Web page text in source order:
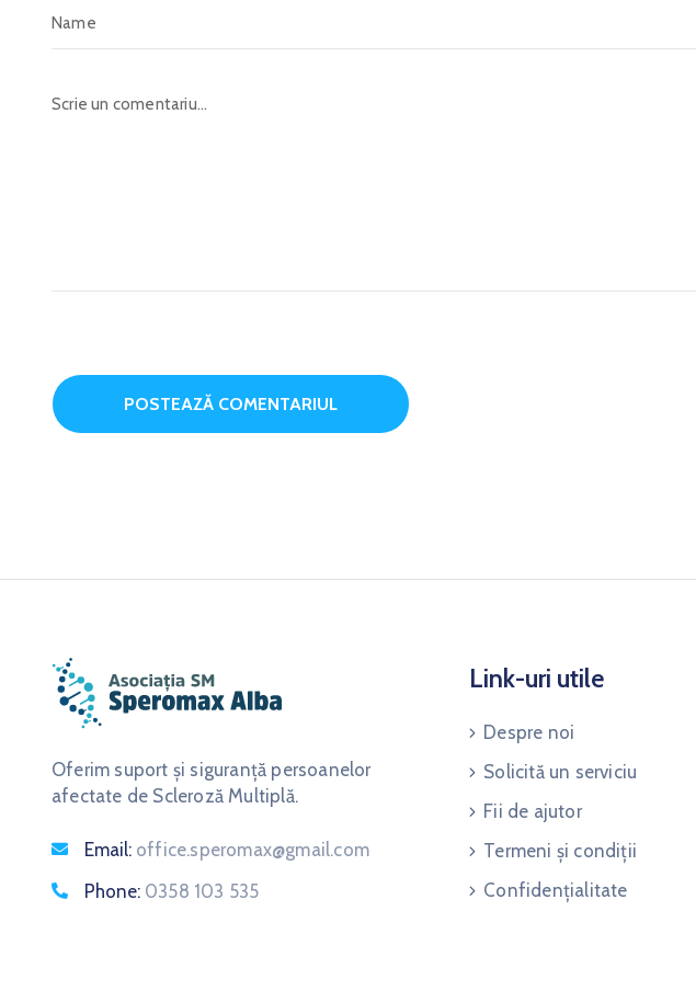
Oferim suport și siguranță persoanelor
afectate de Scleroză Multiplă.
Email: office.speromax@gmail.com
Phone: 0358 103 535
Link-uri utile
Despre noi
Solicită un serviciu
Fii de ajutor
Termeni și condiții
Confidențialitate